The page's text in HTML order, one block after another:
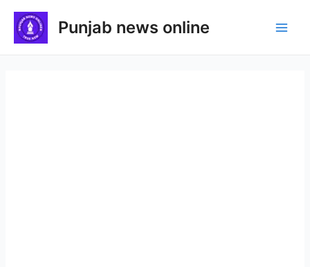
content
Punjab news online